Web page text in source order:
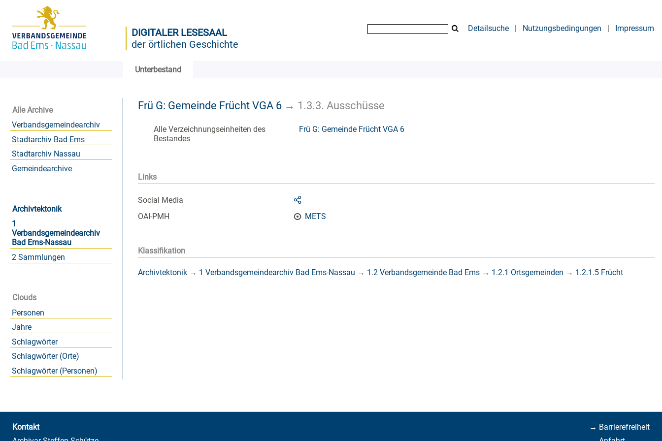
DIGITALER LESESAAL
der örtlichen Geschichte
Detailsuche | Nutzungsbedingungen | Impressum
Unterbestand
Alle Archive
Verbandsgemeindearchiv
Stadtarchiv Bad Ems
Stadtarchiv Nassau
Gemeindearchive
Archivtektonik
1
Verbandsgemeindearchiv
Bad Ems-Nassau
2 Sammlungen
Clouds
Personen
Jahre
Schlagwörter
Schlagwörter (Orte)
Schlagwörter (Personen)
Frü G: Gemeinde Frücht VGA 6 → 1.3.3. Ausschüsse
Alle Verzeichnungseinheiten des
Bestandes
Frü G: Gemeinde Frücht VGA 6
Links
Social Media
OAI-PMH
METS
Klassifikation
Archivtektonik → 1 Verbandsgemeindearchiv Bad Ems-Nassau → 1.2 Verbandsgemeinde Bad Ems → 1.2.1 Ortsgemeinden → 1.2.1.5 Frücht
→ Barrierefreiheit
Kontakt